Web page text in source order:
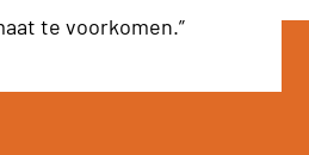
te voorkomen.”